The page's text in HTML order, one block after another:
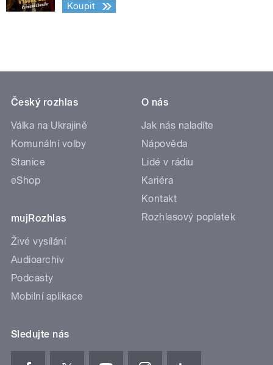
Koupit
Český rozhlas
Válka na Ukrajině
Komunální volby
Stanice
eShop
mujRozhlas
Živé vysílání
Audioarchiv
Podcasty
Mobilní aplikace
O nás
Jak nás naladíte
Nápověda
Lidé v rádiu
Kariéra
Kontakt
Rozhlasový poplatek
Sledujte nás